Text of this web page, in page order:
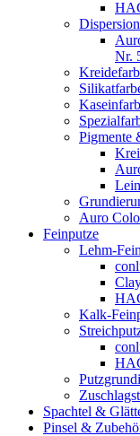
Nr.
Pigmente
Auro
Feinputze
Lehm-
Kalk-
Spachtel &
Pinsel &